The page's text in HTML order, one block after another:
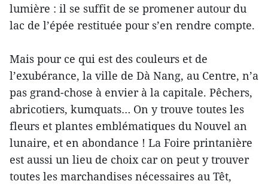
lumière : il se suffit de se promener autour du
lac de l’épée restituée pour s’en rendre compte.
Mais pour ce qui est des couleurs et de
l’exubérance, la ville de Dà Nang, au Centre, n’a
pas grand-chose à envier à la capitale. Pêchers,
abricotiers, kumquats… On y trouve toutes les
fleurs et plantes emblématiques du Nouvel an
lunaire, et en abondance ! La Foire printanière
est aussi un lieu de choix car on peut y trouver
toutes les marchandises nécessaires au Têt,